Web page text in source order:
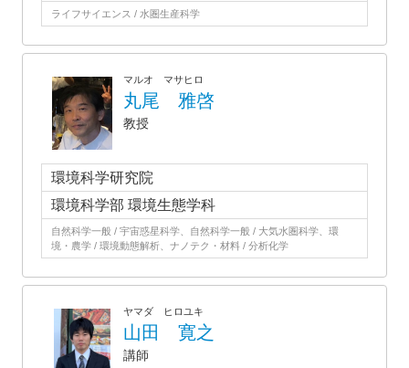
ライフサイエンス / 水圏生産科学
マルオ マサヒロ
丸尾 雅啓
教授
環境科学研究院
環境科学部 環境生態学科
自然科学一般 / 宇宙惑星科学、自然科学一般 / 大気水圏科学、環
境・農学 / 環境動態解析、ナノテク・材料 / 分析化学
ヤマダ ヒロユキ
山田 寛之
講師